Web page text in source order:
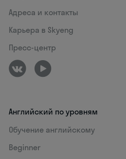
Адреса и контакты
Карьера в Skyeng
Пресс-центр
Английский по уровням
Обучение английскому
Beginner